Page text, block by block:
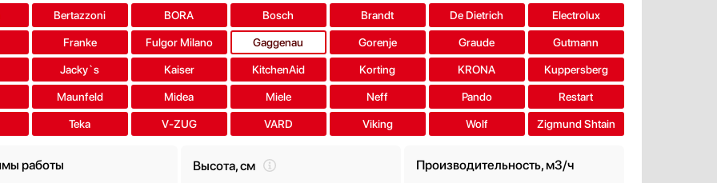
Bertazzoni BORA Bosch Brandt De Dietrich Electrolux
Franke Fulgor Milano Gaggenau Gorenje Graude Gutmann
Jacky`s Kaiser KitchenAid Korting KRONA Kuppersberg
Maunfeld Midea Miele Neff Pando Restart
Teka V-ZUG VARD Viking Wolf Zigmund Shtain
работы Высота, см Производительность, м3/ч